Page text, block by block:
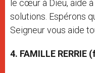
le cœur à Dieu, aide
solutions. Espérons
Seigneur vous aide
4. FAMILLE